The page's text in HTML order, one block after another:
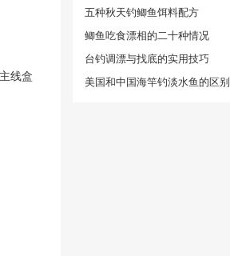
线盒
五种秋天钓鲫鱼饵料配方
鲫鱼吃食漂相的二十种情况
台钓调漂与找底的实用技巧
美国和中国海竿钓淡水鱼的区别